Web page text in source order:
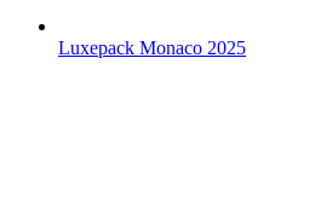
Luxepack Monaco 2025